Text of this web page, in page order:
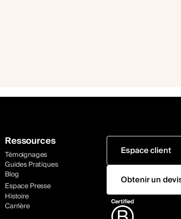
Ressources
Témoignages
Guides Pratiques
Blog
Espace Presse
Histoire
Carrière
Espace client
Obtenir un